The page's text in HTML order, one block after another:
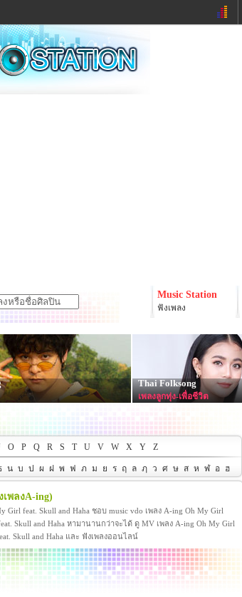
ข่าวสั้น
หนังใหม่
หมากรุกไทย
Music Station
ฟังเพลง
Thai Folksong
เพลงลูกทุ่ง-เพื่อชีวิต
O P Q R S T U V W X Y Z
น บ ป ผ ฝ พ ฟ ภ ม ย ร ฤ ล ฦ ว ศ ษ ส ห ฬ อ ฮ
เพลงA-ing)
Girl feat. Skull and Haha ชอบ music vdo เพลง A-ing Oh My Girl
Skull and Haha หามานานกว่าจะได้ ดู MV เพลง A-ing Oh My Girl
Skull and Haha และ ฟังเพลงออนไลน์